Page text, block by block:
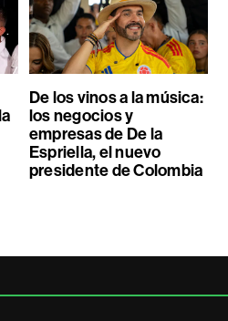
De los vinos a la música:
los negocios y
empresas de De la
Espriella, el nuevo
presidente de Colombia